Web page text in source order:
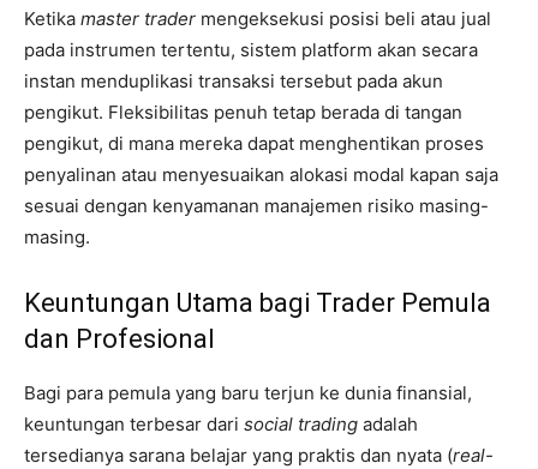
Ketika master trader mengeksekusi posisi beli atau jual
pada instrumen tertentu, sistem platform akan secara
instan menduplikasi transaksi tersebut pada akun
pengikut. Fleksibilitas penuh tetap berada di tangan
pengikut, di mana mereka dapat menghentikan proses
penyalinan atau menyesuaikan alokasi modal kapan saja
sesuai dengan kenyamanan manajemen risiko masing-
masing.
Keuntungan Utama bagi Trader Pemula
dan Profesional
Bagi para pemula yang baru terjun ke dunia finansial,
keuntungan terbesar dari social trading adalah
tersedianya sarana belajar yang praktis dan nyata (real-